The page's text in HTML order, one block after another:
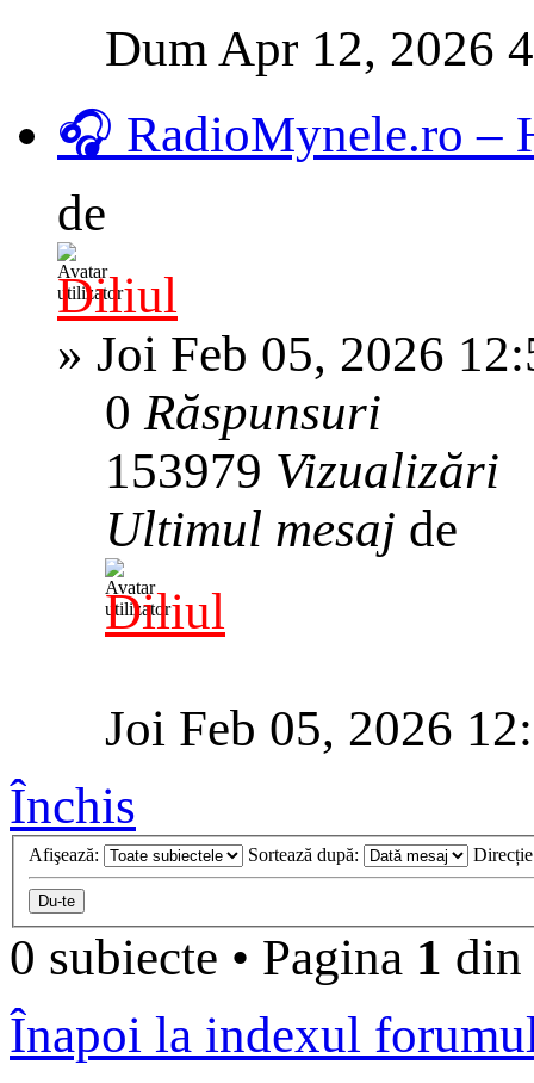
Dum Apr 12, 2026
🎧 RadioMynele.ro –
de
Diliul
» Joi Feb 05, 2026
0Răspunsuri
153979 Vizualizări
Ultimul mesaj de
Diliul
Joi Feb 05, 2026
Închis
Afişează: Sortează după:
0 subiecte • Pagina 1 din
Înapoi la indexul